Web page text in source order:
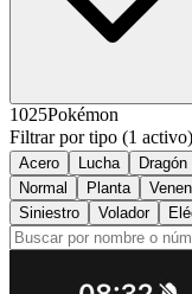
1025Pokémon
Filtrar por tipo (1 activo)
Acero
Lucha Dragón
Normal
Planta
Siniestro
Volador